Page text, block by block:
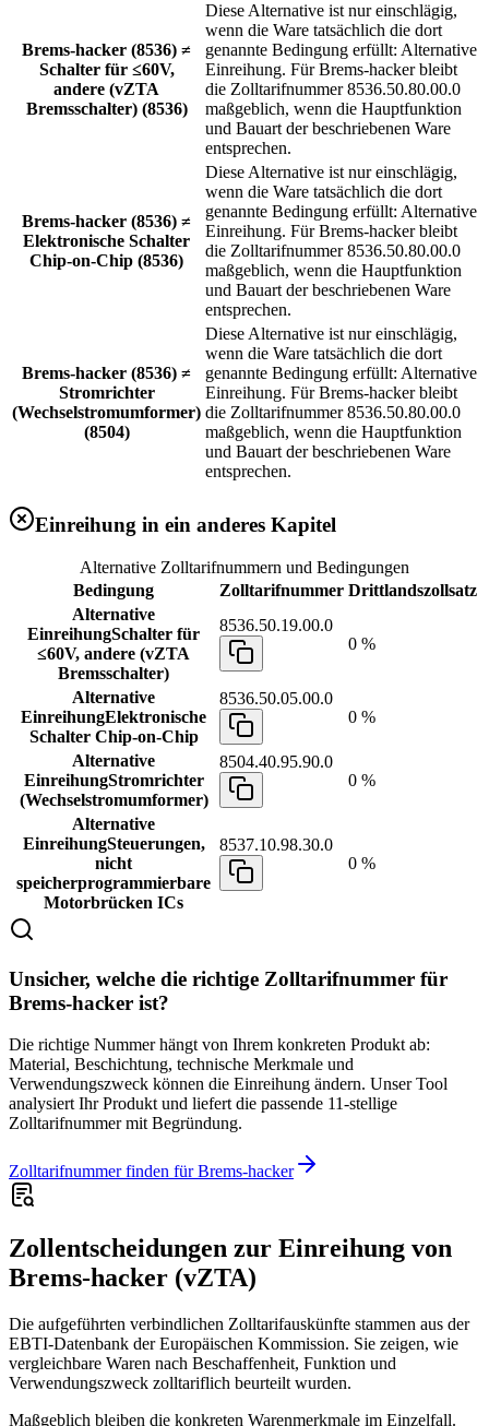
Brems-hacker (8536) ≠
Schalter für ≤60V,
andere (vZTA
Bremsschalter) (8536)
Diese Alternative ist nur einschlägig,
wenn die Ware tatsächlich die dort
genannte Bedingung erfüllt: Alternative
Einreihung. Für Brems-hacker bleibt
die Zolltarifnummer 8536.50.80.00.0
maßgeblich, wenn die Hauptfunktion
und Bauart der beschriebenen Ware
entsprechen.
Brems-hacker (8536) ≠
Elektronische Schalter
Chip-on-Chip (8536)
Diese Alternative ist nur einschlägig,
wenn die Ware tatsächlich die dort
genannte Bedingung erfüllt: Alternative
Einreihung. Für Brems-hacker bleibt
die Zolltarifnummer 8536.50.80.00.0
maßgeblich, wenn die Hauptfunktion
und Bauart der beschriebenen Ware
entsprechen.
Brems-hacker (8536) ≠
Stromrichter
(Wechselstromumformer)
(8504)
Diese Alternative ist nur einschlägig,
wenn die Ware tatsächlich die dort
genannte Bedingung erfüllt: Alternative
Einreihung. Für Brems-hacker bleibt
die Zolltarifnummer 8536.50.80.00.0
maßgeblich, wenn die Hauptfunktion
und Bauart der beschriebenen Ware
entsprechen.
Einreihung in ein anderes Kapitel
Alternative Zolltarifnummern und Bedingungen
Bedingung
Zolltarifnummer Drittlandszollsatz
Alternative
EinreihungSchalter für
≤60V, andere (vZTA
Bremsschalter)
8536.50.19.00.0
0 %
Alternative
EinreihungElektronische
Schalter Chip-on-Chip
8536.50.05.00.0
0 %
Alternative
EinreihungStromrichter
(Wechselstromumformer)
8504.40.95.90.0
0 %
Alternative
EinreihungSteuerungen,
nicht
speicherprogrammierbare
Motorbrücken ICs
8537.10.98.30.0
0 %
Unsicher, welche die richtige Zolltarifnummer für
Brems-hacker ist?
Die richtige Nummer hängt von Ihrem konkreten Produkt ab:
Material, Beschichtung, technische Merkmale und
Verwendungszweck können die Einreihung ändern. Unser Tool
analysiert Ihr Produkt und liefert die passende 11-stellige
Zolltarifnummer mit Begründung.
Zolltarifnummer finden für Brems-hacker
Zollentscheidungen zur Einreihung von
Brems-hacker (vZTA)
Die aufgeführten verbindlichen Zolltarifauskünfte stammen aus der
EBTI-Datenbank der Europäischen Kommission. Sie zeigen, wie
vergleichbare Waren nach Beschaffenheit, Funktion und
Verwendungszweck zolltariflich beurteilt wurden.
Maßgeblich bleiben die konkreten Warenmerkmale im Einzelfall.